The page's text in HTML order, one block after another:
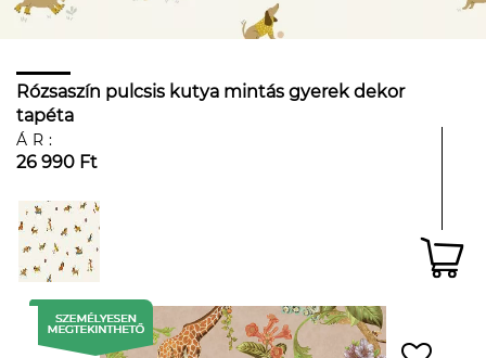
Rózsaszín pulcsis kutya mintás gyerek dekor
tapéta
ÁR:
26 990 Ft